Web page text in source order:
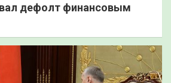
дефолт финансовым